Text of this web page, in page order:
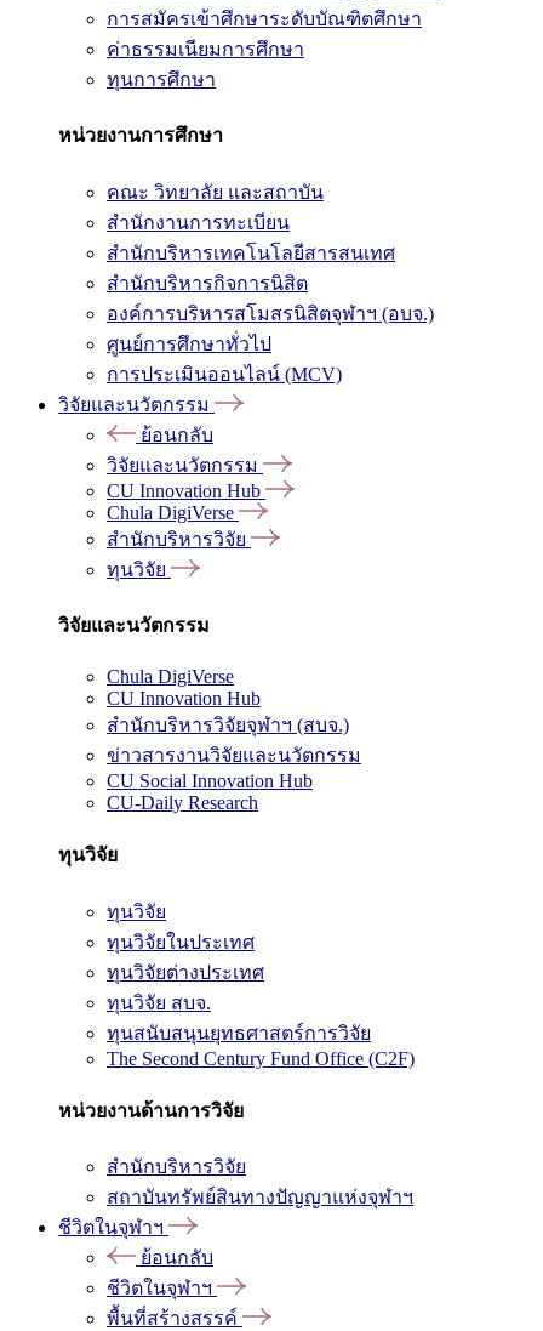
การสมัครเข้าศึกษาระดับบัณฑิตศึกษา
ค่าธรรมเนียมการศึกษา
ทุนการศึกษา
หน่วยงานการศึกษา
คณะ วิทยาลัย และสถาบัน
สำนักงานการทะเบียน
สำนักบริหารเทคโนโลยีสารสนเทศ
สำนักบริหารกิจการนิสิต
องค์การบริหารสโมสรนิสิตจุฬาฯ (อบจ.)
ศูนย์การศึกษาทั่วไป
การประเมินออนไลน์ (MCV)
วิจัยและนวัตกรรม
ย้อนกลับ
วิจัยและนวัตกรรม
CU Innovation Hub
Chula DigiVerse
สำนักบริหารวิจัย
ทุนวิจัย
วิจัยและนวัตกรรม
Chula DigiVerse
CU Innovation Hub
สำนักบริหารวิจัยจุฬาฯ (สบจ.)
ข่าวสารงานวิจัยและนวัตกรรม
CU Social Innovation Hub
CU-Daily Research
ทุนวิจัย
ทุนวิจัย
ทุนวิจัยในประเทศ
ทุนวิจัยต่างประเทศ
ทุนวิจัย สบจ.
ทุนสนับสนุนยุทธศาสตร์การวิจัย
The Second Century Fund Office (C2F)
หน่วยงานด้านการวิจัย
สำนักบริหารวิจัย
สถาบันทรัพย์สินทางปัญญาแห่งจุฬาฯ
ชีวิตในจุฬาฯ
ย้อนกลับ
ชีวิตในจุฬาฯ
พื้นที่สร้างสรรค์